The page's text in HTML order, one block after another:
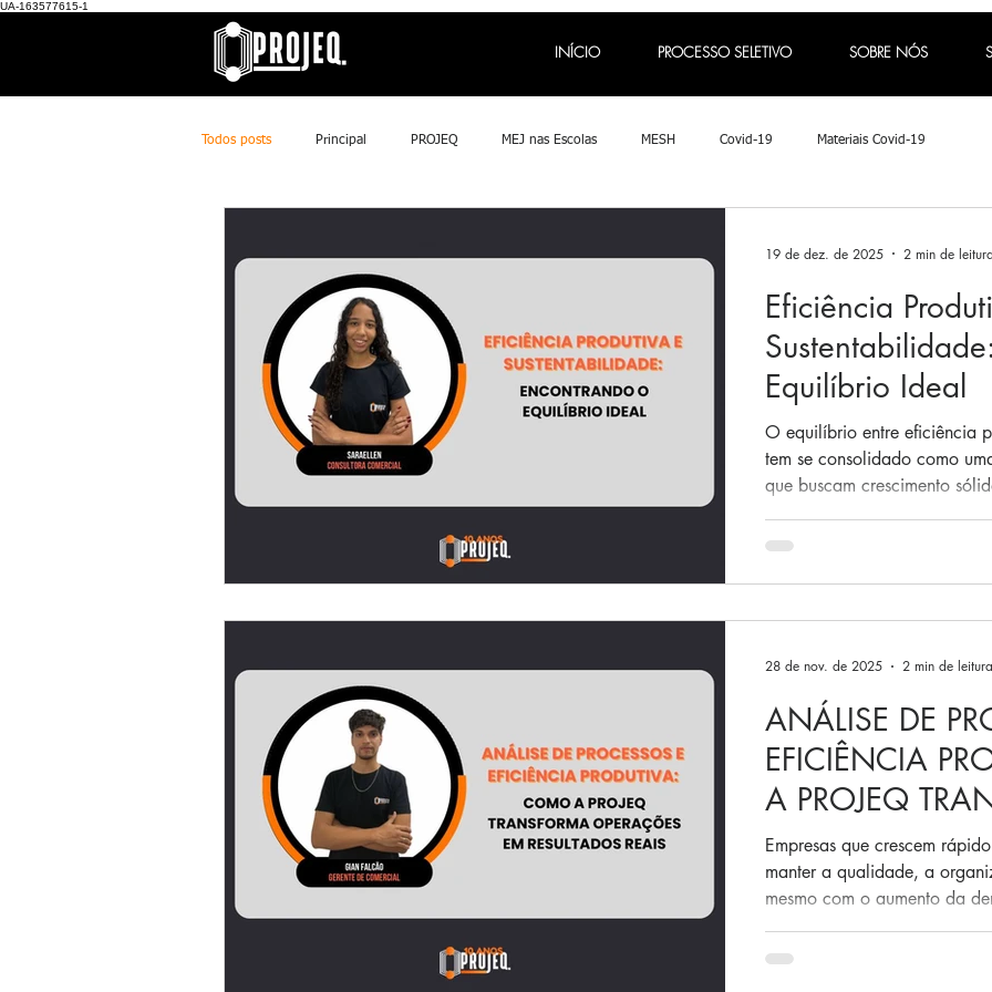
UA-163577615-1
INÍCIO PROCESSO SELETIVO SOBRE NÓS
Todos posts Principal PROJEQ MEJ nas Escolas MESH Covid-19 Materiais Covid-19
Eficiência
Equilíbrio Ideal
O equilíbrio entre eficiência
tem se consolidado como
que buscam crescimento sólido e
custos, envolvendo a
responsabilidade social. A
associada ao uso racional
19 de dez. de 2025 2 min de leitura
ANÁLISE DE
EFICIÊNCIA
A PROJEQ
OPERAÇÕES
REAIS
Empresas que crescem
manter a qualidade, a
mesmo com o aumento da
inconsistências, desperdícios
28 de nov. de 2025 2 min de leitura